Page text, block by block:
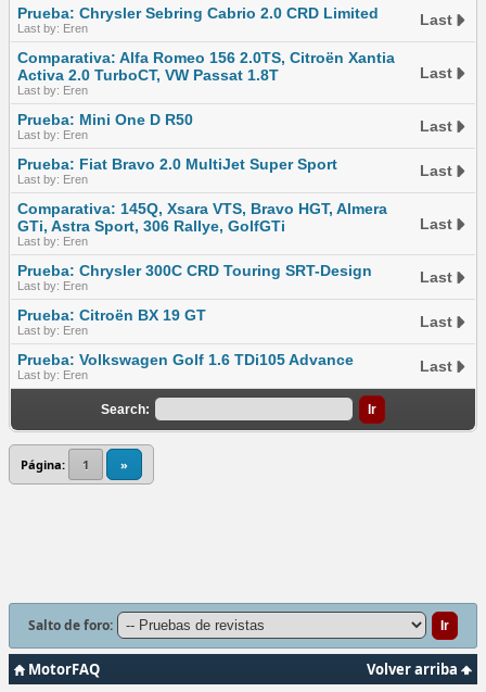
Prueba: Chrysler Sebring Cabrio 2.0 CRD Limited
Last by: Eren Last
Comparativa: Alfa Romeo 156 2.0TS, Citroën Xantia
Activa 2.0 TurboCT, VW Passat 1.8T
Last by: Eren
Last
Prueba: Mini One D R50
Last by: Eren Last
Prueba: Fiat Bravo 2.0 MultiJet Super Sport
Last by: Eren Last
Comparativa: 145Q, Xsara VTS, Bravo HGT, Almera
GTi, Astra Sport, 306 Rallye, GolfGTi
Last by: Eren
Last
Prueba: Chrysler 300C CRD Touring SRT-Design
Last by: Eren Last
Prueba: Citroën BX 19 GT
Last by: Eren Last
Prueba: Volkswagen Golf 1.6 TDi105 Advance
Last by: Eren Last
Search:
Página: 1 »
Salto de foro:
Volver arriba
MotorFAQ